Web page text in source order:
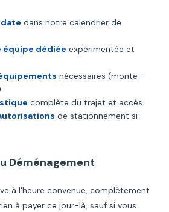
dans notre calendrier de
dédiée expérimentée et
nécessaires (monte-
complète du trajet et accès
de stationnement si
Déménagement
à l'heure convenue, complètement
à payer ce jour-là, sauf si vous